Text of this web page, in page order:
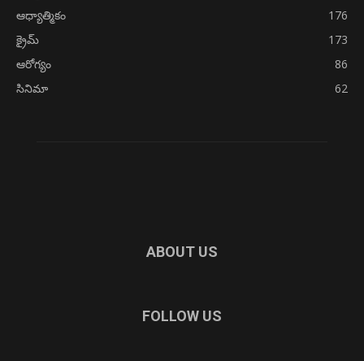
ఆధ్యాత్మికం
176
క్రైమ్
173
ఆరోగ్యం
86
సినిమా
62
ABOUT US
FOLLOW US